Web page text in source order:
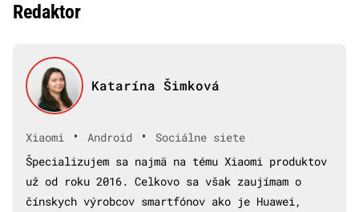
Redaktor
Katarína Šimková
Xiaomi • Android •
Sociálne siete
Špecializujem sa najmä na tému Xiaomi produktov
už od roku 2016. Celkovo sa však zaujímam o
čínskych výrobcov smartfónov ako je Huawei,